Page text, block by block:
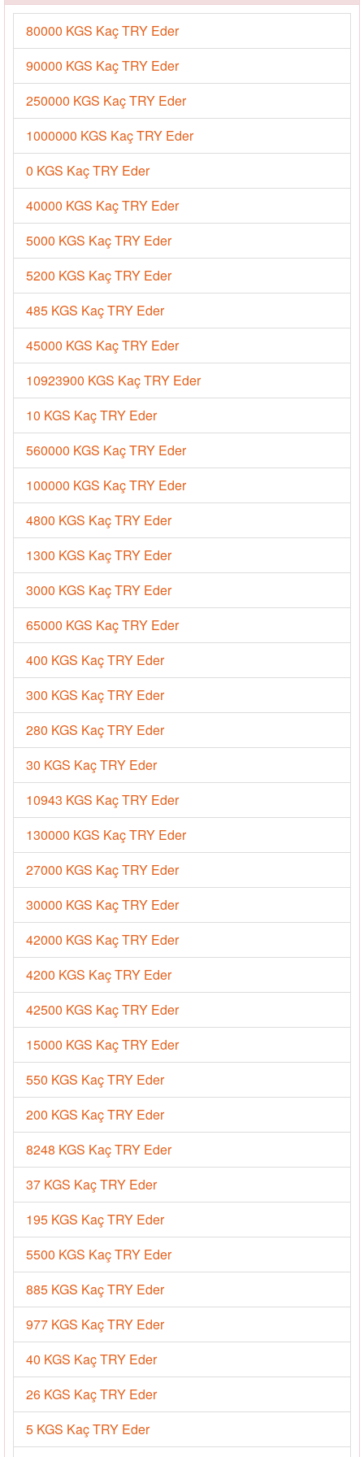
80000 KGS Kaç TRY Eder
90000 KGS Kaç TRY Eder
250000 KGS Kaç TRY Eder
1000000 KGS Kaç TRY Eder
0 KGS Kaç TRY Eder
40000 KGS Kaç TRY Eder
5000 KGS Kaç TRY Eder
5200 KGS Kaç TRY Eder
485 KGS Kaç TRY Eder
45000 KGS Kaç TRY Eder
10923900 KGS Kaç TRY Eder
10 KGS Kaç TRY Eder
560000 KGS Kaç TRY Eder
100000 KGS Kaç TRY Eder
4800 KGS Kaç TRY Eder
1300 KGS Kaç TRY Eder
3000 KGS Kaç TRY Eder
65000 KGS Kaç TRY Eder
400 KGS Kaç TRY Eder
300 KGS Kaç TRY Eder
280 KGS Kaç TRY Eder
30 KGS Kaç TRY Eder
10943 KGS Kaç TRY Eder
130000 KGS Kaç TRY Eder
27000 KGS Kaç TRY Eder
30000 KGS Kaç TRY Eder
42000 KGS Kaç TRY Eder
4200 KGS Kaç TRY Eder
42500 KGS Kaç TRY Eder
15000 KGS Kaç TRY Eder
550 KGS Kaç TRY Eder
200 KGS Kaç TRY Eder
8248 KGS Kaç TRY Eder
37 KGS Kaç TRY Eder
195 KGS Kaç TRY Eder
5500 KGS Kaç TRY Eder
885 KGS Kaç TRY Eder
977 KGS Kaç TRY Eder
40 KGS Kaç TRY Eder
26 KGS Kaç TRY Eder
5 KGS Kaç TRY Eder